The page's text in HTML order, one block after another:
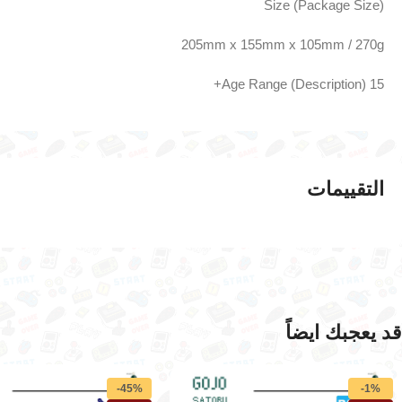
Size (Package Size)
205mm x 155mm x 105mm / 270g
Age Range (Description) ‎15+
التقييمات
قد يعجبك ايضاً
-1%
-45%